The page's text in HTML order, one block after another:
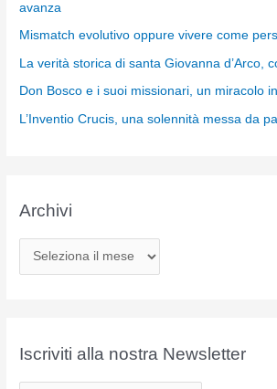
avanza
Mismatch evolutivo oppure vivere come
La verità storica di santa Giovanna d’Arco,
Don Bosco e i suoi missionari, un miracolo
L’Inventio Crucis, una solennità messa da
Archivi
r
iIscriviti alla nostra Newsletter